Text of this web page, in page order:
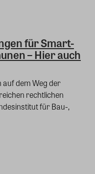
für Smart-
– Hier auch
auf dem Weg der
rechtlichen
für Bau-,